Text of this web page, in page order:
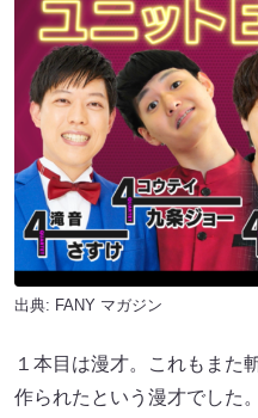
出典: FANY マガジン
１本目は漫才。これもまた
作られたという漫才でした